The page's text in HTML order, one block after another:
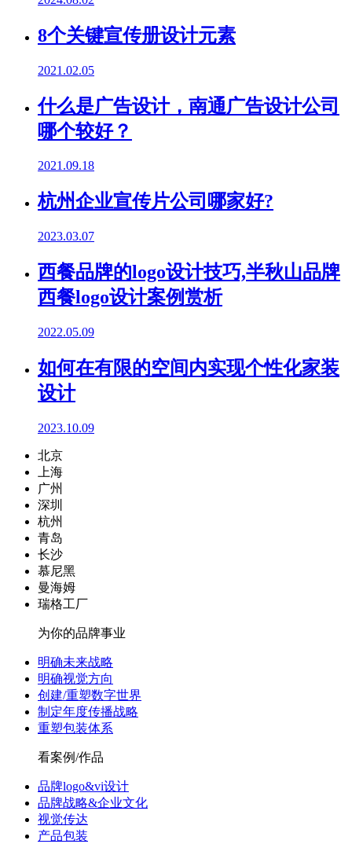
8个关键宣传册设计元素
2021.02.05
什么是广告设计，南通广告设计公司
哪个较好？
2021.09.18
杭州企业宣传片公司哪家好?
2023.03.07
西餐品牌的logo设计技巧,半秋山品牌
西餐logo设计案例赏析
2022.05.09
如何在有限的空间内实现个性化家装
设计
2023.10.09
北京
上海
广州
深圳
杭州
青岛
长沙
慕尼黑
曼海姆
瑞格工厂
为你的品牌事业
明确未来战略
明确视觉方向
创建/重塑数字世界
制定年度传播战略
重塑包装体系
看案例/作品
品牌logo&vi设计
品牌战略&企业文化
视觉传达
产品包装